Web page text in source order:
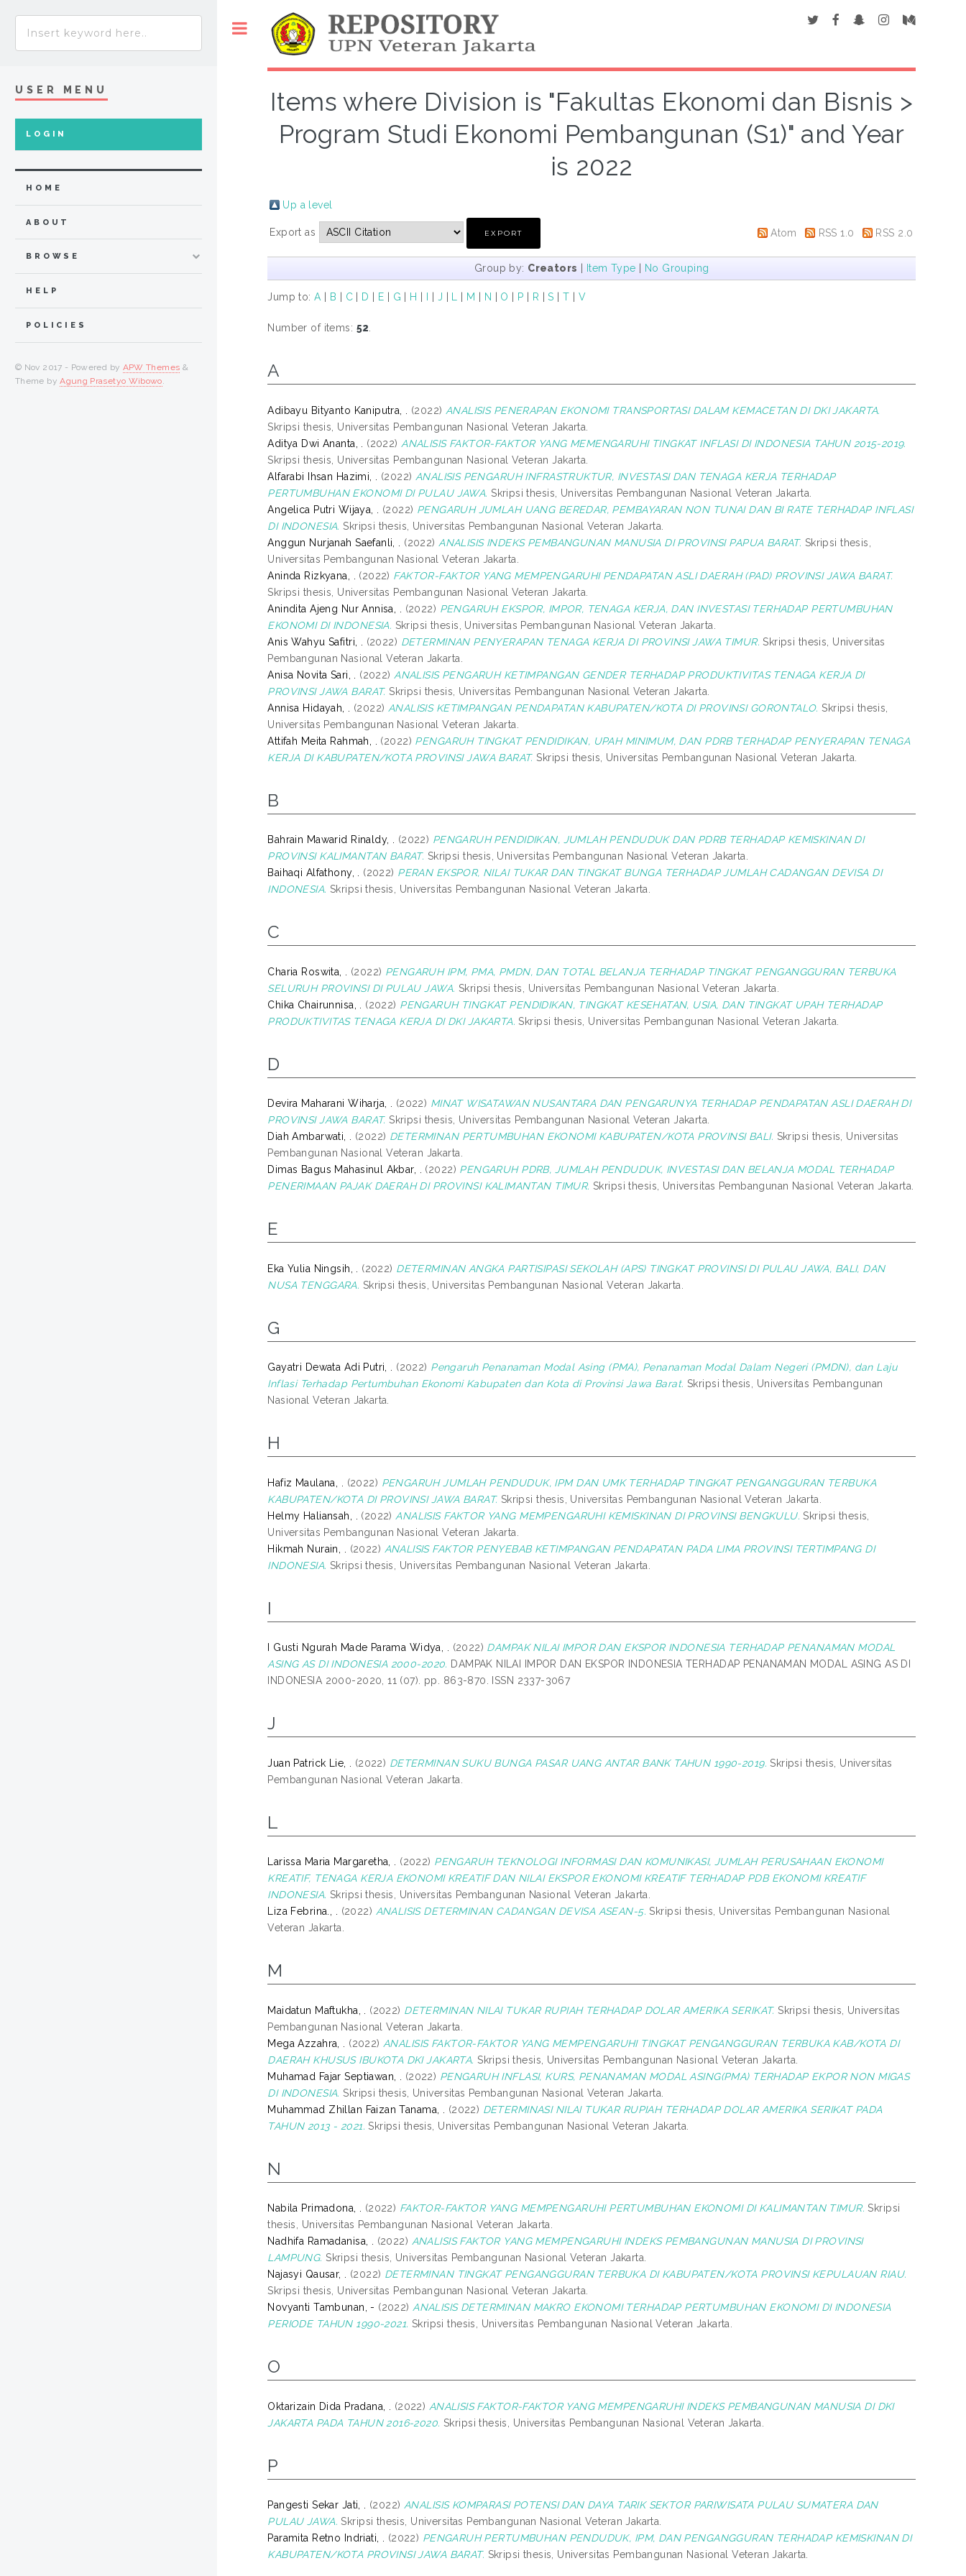
Items where Division is "Fakultas Ekonomi dan Bisnis >
Program Studi Ekonomi Pembangunan (S1)" and Year
is 2022
Up a level
Export as Atom RSS 1.0 RSS 2.0
Group by: Creators Item Type No Grouping
Jump to:A B C| D E G H J M N O P R |S |T V
Number of items: 52
A
Adibayu Bityanto Kaniputra, . (2022) ANALISIS PENERAPAN EKONOMI TRANSPORTASI DALAM KEMACETAN DI DKI JAKARTA.
Skripsi thesis, Universitas Pembangunan Nasional Veteran Jakarta.
Aditya Dwi Ananta, .
(2022) ANALISIS FAKTOR-FAKTOR YANG MEMENGARUHI TINGKAT INFLASI DI INDONESIA TAHUN 2015-2019.
Skripsi thesis, Universitas Pembangunan Nasional Veteran Jakarta.
Alfarabi Ihsan Hazimi, .
(2022) ANALISIS PENGARUH INFRASTRUKTUR, INVESTASI DAN TENAGA KERJA TERHADAP
PERTUMBUHAN EKONOMI DI PULAU JAWA. Skripsi thesis, Universitas Pembangunan Nasional Veteran Jakarta.
Angelica Putri Wijaya, .
(2022) PENGARUH JUMLAH UANG BEREDAR, PEMBAYARAN NON TUNAI DAN BI RATE TERHADAP INFLASI
DI INDONESIA. Skripsi thesis, Universitas Pembangunan Nasional Veteran Jakarta.
Anggun Nurjanah Saefanli, .
(2022) ANALISIS INDEKS PEMBANGUNAN MANUSIA DI PROVINSI PAPUA BARAT. Skripsi thesis,
Universitas Pembangunan Nasional Veteran Jakarta.
Aninda Rizkyana, .
(2022) FAKTOR-FAKTOR YANG MEMPENGARUHI PENDAPATAN ASLI DAERAH (PAD) PROVINSI JAWA BARAT.
Skripsi thesis, Universitas Pembangunan Nasional Veteran Jakarta.
Anindita Ajeng Nur Annisa, .
(2022) PENGARUH EKSPOR, IMPOR, TENAGA KERJA, DAN INVESTASI TERHADAP PERTUMBUHAN
EKONOMI DI INDONESIA. Skripsi thesis, Universitas Pembangunan Nasional Veteran Jakarta.
Anis Wahyu Safitri, .
(2022) DETERMINAN PENYERAPAN TENAGA KERJA DI PROVINSI JAWA TIMUR. Skripsi thesis, Universitas
Pembangunan Nasional Veteran Jakarta.
Anisa Novita Sari, .
(2022) ANALISIS PENGARUH KETIMPANGAN GENDER TERHADAP PRODUKTIVITAS TENAGA KERJA DI
PROVINSI JAWA BARAT. Skripsi thesis, Universitas Pembangunan Nasional Veteran Jakarta.
Annisa Hidayah, .
(2022) ANALISIS KETIMPANGAN PENDAPATAN KABUPATEN/KOTA DI PROVINSI GORONTALO. Skripsi thesis,
Universitas Pembangunan Nasional Veteran Jakarta.
Attifah Meita Rahmah, .
(2022) PENGARUH TINGKAT PENDIDIKAN, UPAH MINIMUM, DAN PDRB TERHADAP PENYERAPAN TENAGA
KERJA DI KABUPATEN/KOTA PROVINSI JAWA BARAT. Skripsi thesis, Universitas Pembangunan Nasional Veteran Jakarta.
B
Bahrain Mawarid Rinaldy, . (2022) PENGARUH PENDIDIKAN, JUMLAH PENDUDUK DAN PDRB TERHADAP KEMISKINAN DI
PROVINSI KALIMANTAN BARAT. Skripsi thesis, Universitas Pembangunan Nasional Veteran Jakarta.
Baihaqi Alfathony, .
(2022) PERAN EKSPOR, NILAI TUKAR DAN TINGKAT BUNGA TERHADAP JUMLAH CADANGAN DEVISA DI
INDONESIA. Skripsi thesis, Universitas Pembangunan Nasional Veteran Jakarta.
C
Charia Roswita, . (2022) PENGARUH IPM, PMA, PMDN, DAN TOTAL BELANJA TERHADAP TINGKAT PENGANGGURAN TERBUKA
SELURUH PROVINSI DI PULAU JAWA. Skripsi thesis, Universitas Pembangunan Nasional Veteran Jakarta.
Chika Chairunnisa, .
(2022) PENGARUH TINGKAT PENDIDIKAN, TINGKAT KESEHATAN, USIA, DAN TINGKAT UPAH TERHADAP
PRODUKTIVITAS TENAGA KERJA DI DKI JAKARTA. Skripsi thesis, Universitas Pembangunan Nasional Veteran Jakarta.
D
Devira Maharani Wiharja, . (2022) MINAT WISATAWAN NUSANTARA DAN PENGARUNYA TERHADAP PENDAPATAN ASLI DAERAH DI
PROVINSI JAWA BARAT. Skripsi thesis, Universitas Pembangunan Nasional Veteran Jakarta.
Diah Ambarwati, .
(2022) DETERMINAN PERTUMBUHAN EKONOMI KABUPATEN/KOTA PROVINSI BALI. Skripsi thesis, Universitas
Pembangunan Nasional Veteran Jakarta.
Dimas Bagus Mahasinul Akbar, .
(2022) PENGARUH PDRB, JUMLAH PENDUDUK, INVESTASI DAN BELANJA MODAL TERHADAP
PENERIMAAN PAJAK DAERAH DI PROVINSI KALIMANTAN TIMUR. Skripsi thesis, Universitas Pembangunan Nasional Veteran Jakarta.
E
Eka Yulia Ningsih, . (2022) DETERMINAN ANGKA PARTISIPASI SEKOLAH (APS) TINGKAT PROVINSI DI PULAU JAWA, BALI, DAN
NUSA TENGGARA. Skripsi thesis, Universitas Pembangunan Nasional Veteran Jakarta.
G
Gayatri Dewata Adi Putri, . (2022) Pengaruh Penanaman Modal Asing (PMA), Penanaman Modal Dalam Negeri (PMDN), dan Laju
Inflasi Terhadap Pertumbuhan Ekonomi Kabupaten dan Kota di Provinsi Jawa Barat. Skripsi thesis, Universitas Pembangunan
Nasional Veteran Jakarta.
H
Hafiz Maulana, . (2022) PENGARUH JUMLAH PENDUDUK, IPM DAN UMK TERHADAP TINGKAT PENGANGGURAN TERBUKA
KABUPATEN/KOTA DI PROVINSI JAWA BARAT. Skripsi thesis, Universitas Pembangunan Nasional Veteran Jakarta.
Helmy Haliansah, .
(2022) ANALISIS FAKTOR YANG MEMPENGARUHI KEMISKINAN DI PROVINSI BENGKULU. Skripsi thesis,
Universitas Pembangunan Nasional Veteran Jakarta.
Hikmah Nurain, .
(2022) ANALISIS FAKTOR PENYEBAB KETIMPANGAN PENDAPATAN PADA LIMA PROVINSI TERTIMPANG DI
INDONESIA. Skripsi thesis, Universitas Pembangunan Nasional Veteran Jakarta.
I
I Gusti Ngurah Made Parama Widya, . (2022) DAMPAK NILAI IMPOR DAN EKSPOR INDONESIA TERHADAP PENANAMAN MODAL
ASING AS DI INDONESIA 2000-2020. DAMPAK NILAI IMPOR DAN EKSPOR INDONESIA TERHADAP PENANAMAN MODAL ASING AS DI
INDONESIA 2000-2020, 11 (07). pp. 863-870. ISSN 2337-3067
J
Juan Patrick Lie, . (2022) DETERMINAN SUKU BUNGA PASAR UANG ANTAR BANK TAHUN 1990-2019. Skripsi thesis, Universitas
Pembangunan Nasional Veteran Jakarta.
L
Larissa Maria Margaretha, . (2022) PENGARUH TEKNOLOGI INFORMASI DAN KOMUNIKASI, JUMLAH PERUSAHAAN EKONOMI
KREATIF, TENAGA KERJA EKONOMI KREATIF DAN NILAI EKSPOR EKONOMI KREATIF TERHADAP PDB EKONOMI KREATIF
INDONESIA. Skripsi thesis, Universitas Pembangunan Nasional Veteran Jakarta.
Liza Febrina., .
(2022) ANALISIS DETERMINAN CADANGAN DEVISA ASEAN-5. Skripsi thesis, Universitas Pembangunan Nasional
Veteran Jakarta.
M
Maidatun Maftukha, . (2022) DETERMINAN NILAI TUKAR RUPIAH TERHADAP DOLAR AMERIKA SERIKAT. Skripsi thesis, Universitas
Pembangunan Nasional Veteran Jakarta.
Mega Azzahra, .
(2022) ANALISIS FAKTOR-FAKTOR YANG MEMPENGARUHI TINGKAT PENGANGGURAN TERBUKA KAB/KOTA DI
DAERAH KHUSUS IBUKOTA DKI JAKARTA. Skripsi thesis, Universitas Pembangunan Nasional Veteran Jakarta.
Muhamad Fajar Septiawan, .
(2022) PENGARUH INFLASI, KURS, PENANAMAN MODAL ASING(PMA) TERHADAP EKPOR NON MIGAS
DI INDONESIA. Skripsi thesis, Universitas Pembangunan Nasional Veteran Jakarta.
Muhammad Zhillan Faizan Tanama, .
(2022) DETERMINASI NILAI TUKAR RUPIAH TERHADAP DOLAR AMERIKA SERIKAT PADA
TAHUN 2013 - 2021. Skripsi thesis, Universitas Pembangunan Nasional Veteran Jakarta.
N
Nabila Primadona, . (2022) FAKTOR-FAKTOR YANG MEMPENGARUHI PERTUMBUHAN EKONOMI DI KALIMANTAN TIMUR. Skripsi
thesis, Universitas Pembangunan Nasional Veteran Jakarta.
Nadhifa Ramadanisa, .
(2022) ANALISIS FAKTOR YANG MEMPENGARUHI INDEKS PEMBANGUNAN MANUSIA DI PROVINSI
LAMPUNG. Skripsi thesis, Universitas Pembangunan Nasional Veteran Jakarta.
Najasyi Qausar, .
(2022) DETERMINAN TINGKAT PENGANGGURAN TERBUKA DI KABUPATEN/KOTA PROVINSI KEPULAUAN RIAU.
Skripsi thesis, Universitas Pembangunan Nasional Veteran Jakarta.
Novyanti Tambunan, - (2022) ANALISIS DETERMINAN MAKRO EKONOMI TERHADAP PERTUMBUHAN EKONOMI DI INDONESIA
PERIODE TAHUN 1990-2021. Skripsi thesis, Universitas Pembangunan Nasional Veteran Jakarta.
O
Oktarizain Dida Pradana, . (2022) ANALISIS FAKTOR-FAKTOR YANG MEMPENGARUHI INDEKS PEMBANGUNAN MANUSIA DI DKI
JAKARTA PADA TAHUN 2016-2020. Skripsi thesis, Universitas Pembangunan Nasional Veteran Jakarta.
P
Pangesti Sekar Jati, . (2022) ANALISIS KOMPARASI POTENSI DAN DAYA TARIK SEKTOR PARIWISATA PULAU SUMATERA DAN
PULAU JAWA. Skripsi thesis, Universitas Pembangunan Nasional Veteran Jakarta.
Paramita Retno Indriati, .
(2022) PENGARUH PERTUMBUHAN PENDUDUK, IPM, DAN PENGANGGURAN TERHADAP KEMISKINAN DI
KABUPATEN/KOTA PROVINSI JAWA BARAT. Skripsi thesis, Universitas Pembangunan Nasional Veteran Jakarta.
USER MENU
LOGIN
HOME
ABOUT
BROWSE
HELP
POLICIES
© Nov 2017 - Powered by APW Themes &
Theme byAgung Prasetyo Wibowo